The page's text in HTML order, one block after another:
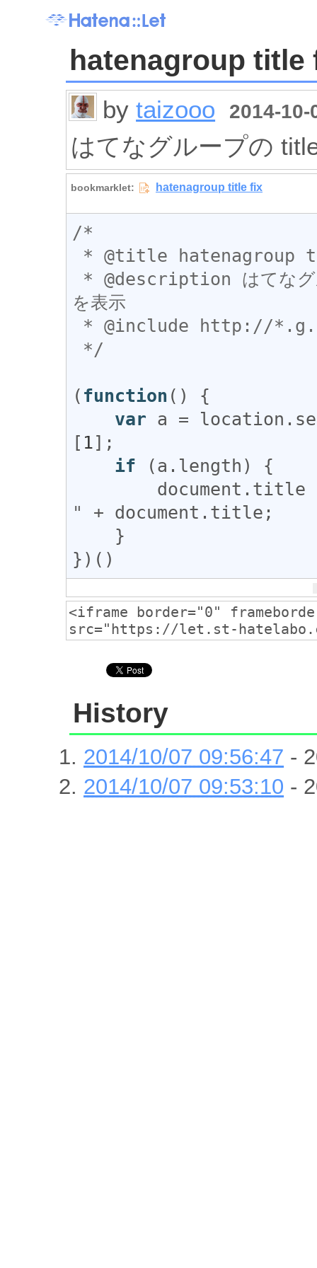
hatenagroup title
bytaizooo 2014-10-
はてなグループの
/*
を表示
*/
( function () {
var a = location .
[ 1];
if (a . length ) {
document . title
"
+ document . title ;
})()
History
2014/10/07 09:56:47 -
2014/10/07 09:53:10 -